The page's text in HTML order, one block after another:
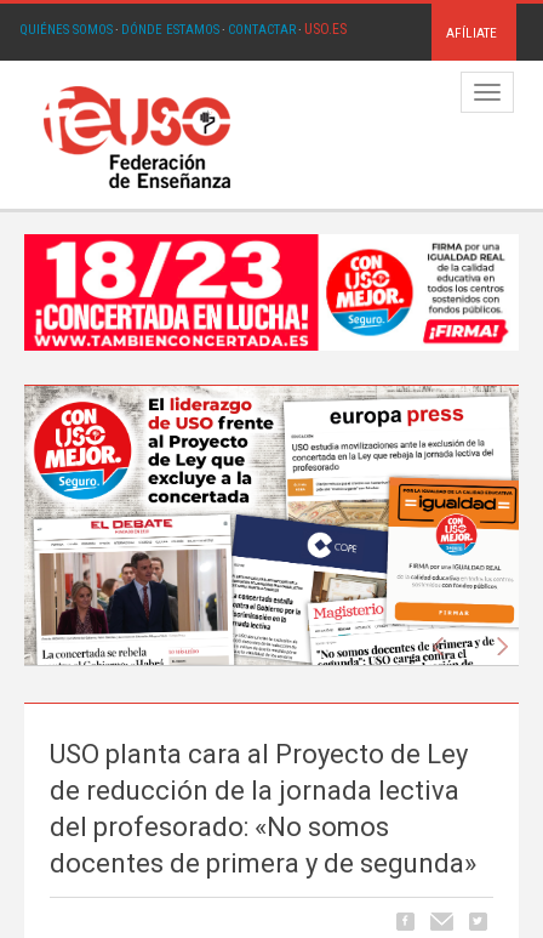
QUIÉNES SOMOS· DÓNDE ESTAMOS· CONTACTAR· USO.ES AFÍLIATE
Menú
La prensa nacional se hace eco del liderazgo
de FEUSO frente al Proyecto de Ley que
excluye a la concertada
06 de Mayo, publicado enCarrusel
La tramitación del Proyecto de Ley de reducción de la jornada
Anterior
USO planta cara al Proyecto de Ley
de reducción de la jornada lectiva
del profesorado: «No somos
docentes de primera y de segunda»